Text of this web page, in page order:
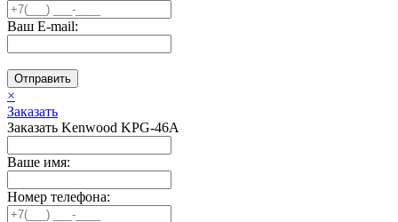
Ваш E-mail:
Отправить
×
Заказать
Заказать Kenwood KPG-46A
Ваше имя:
Номер телефона: